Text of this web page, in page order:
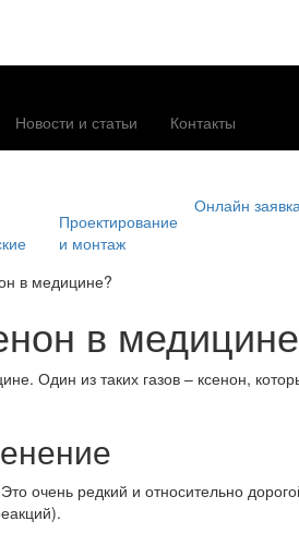
Новости и статьи Контакты
Проектирование
и монтаж
Онлайн
в медицине?
в
Один из таких газов – ксенон,
очень редкий и относительно